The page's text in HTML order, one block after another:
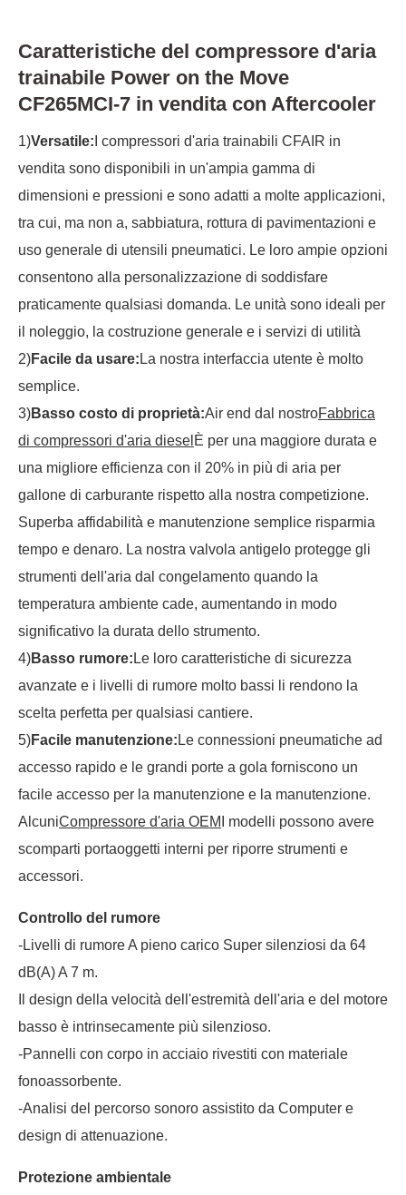
Caratteristiche del compressore d'aria
trainabile Power on the Move
CF265MCI-7 in vendita con Aftercooler
1)Versatile: I compressori d'aria trainabili CFAIR in
vendita sono disponibili in un'ampia gamma di
dimensioni e pressioni e sono adatti a molte applicazioni,
tra cui, ma non a, sabbiatura, rottura di pavimentazioni e
uso generale di utensili pneumatici. Le loro ampie opzioni
consentono alla personalizzazione di soddisfare
praticamente qualsiasi domanda. Le unità sono ideali per
il noleggio, la costruzione generale e i servizi di utilità
2)Facile da usare: La nostra interfaccia utente è molto
semplice.
3)Basso costo di proprietà:Air end dal nostroFabbrica
di compressori d'aria diesel È per una maggiore durata e
una migliore efficienza con il 20% in più di aria per
gallone di carburante rispetto alla nostra competizione.
Superba affidabilità e manutenzione semplice risparmia
tempo e denaro. La nostra valvola antigelo protegge gli
strumenti dell'aria dal congelamento quando la
temperatura ambiente cade, aumentando in modo
significativo la durata dello strumento.
4)Basso rumore: Le loro caratteristiche di sicurezza
avanzate e i livelli di rumore molto bassi li rendono la
scelta perfetta per qualsiasi cantiere.
5)Facile manutenzione: Le connessioni pneumatiche ad
accesso rapido e le grandi porte a gola forniscono un
facile accesso per la manutenzione e la manutenzione.
AlcuniCompressore d'aria OEM
I modelli possono avere
scomparti portaoggetti interni per riporre strumenti e
accessori.
Controllo del rumore
-Livelli di rumore A pieno carico Super silenziosi da 64
dB(A) A 7 m.
Il design della velocità dell'estremità dell'aria e del motore
basso è intrinsecamente più silenzioso.
-Pannelli con corpo in acciaio rivestiti con materiale
fonoassorbente.
-Analisi del percorso sonoro assistito da Computer e
design di attenuazione.
Protezione ambientale